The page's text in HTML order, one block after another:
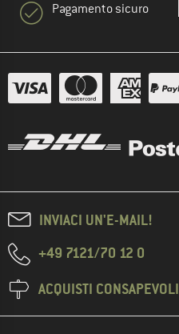
Pagamento sicuro
INVIACI UN'E-MAIL!
+49 7121/70 12 0
ACQUISTI CONSAPEVOLI